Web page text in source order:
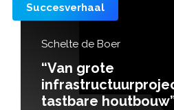
Succesverhaal
Schelte de Boer
“Van grote
tastbare